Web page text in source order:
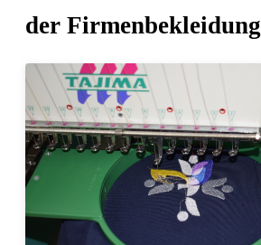
der Firmenbekleidung